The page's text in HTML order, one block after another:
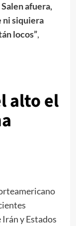
afuera,
ni siquiera
locos”,
alto el
y Estados